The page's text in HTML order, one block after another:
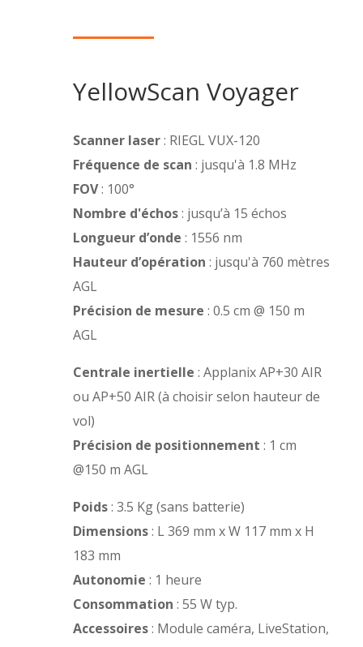
YellowScan Voyager
Scanner laser: RIEGL VUX-120
Fréquence de scan : jusqu'à 1.8 MHz
FOV: 100°
Nombre d'échos: jusqu’à 15 échos
Longueur d’onde : 1556 nm
Hauteur d’opération : jusqu'à 760 mètres
AGL
Précision de mesure : 0.5 cm @ 150 m
AGL
Centrale inertielle : Applanix AP+30 AIR
ou AP+50 AIR (à choisir selon hauteur de
vol)
Précision de positionnement : 1 cm
@150 m AGL
Poids: 3.5 Kg (sans batterie)
Dimensions: L 369 mm x W 117 mm x H
183 mm
Autonomie : 1 heure
Consommation : 55 W typ.
Accessoires: Module caméra, LiveStation,